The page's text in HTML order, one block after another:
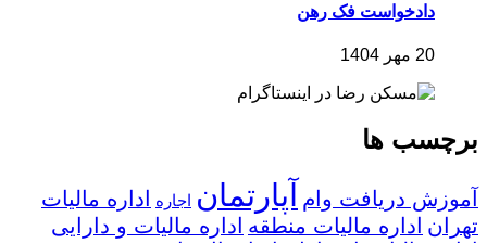
دادخواست فک رهن
20 مهر 1404
برچسب ها
آموزش دریافت وام آپارتمان اجاره
اداره مالیات
تهران اداره مالیات منطقه اداره مالیات و دارایی